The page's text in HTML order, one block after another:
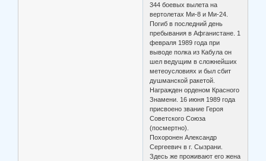
344 боевых вылета на
вертолетах Ми-8 и Ми-24.
Погиб в последний день
пребывания в Афганистане. 1
февраля 1989 года при
выводе полка из Кабула он
шел ведущим в сложнейших
метеоусловиях и был сбит
душманской ракетой.
Награжден орденом Красного
Знамени. 16 июня 1989 года
присвоено звание Героя
Советского Союза
(посмертно).
Похоронен Александр
Сергеевич в г. Сызрани.
Здесь же проживают его жена